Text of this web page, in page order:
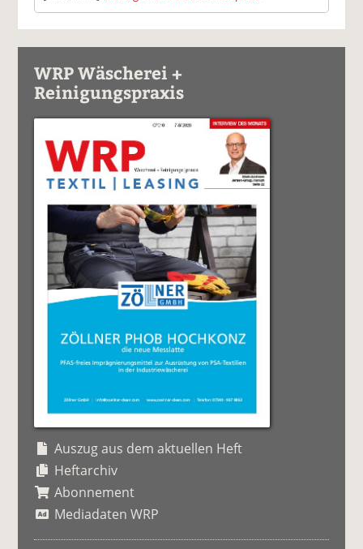
WRP Wäscherei +
Reinigungspraxis
Auszug aus dem aktuellen Heft
Heftarchiv
Abonnement
Mediadaten WRP